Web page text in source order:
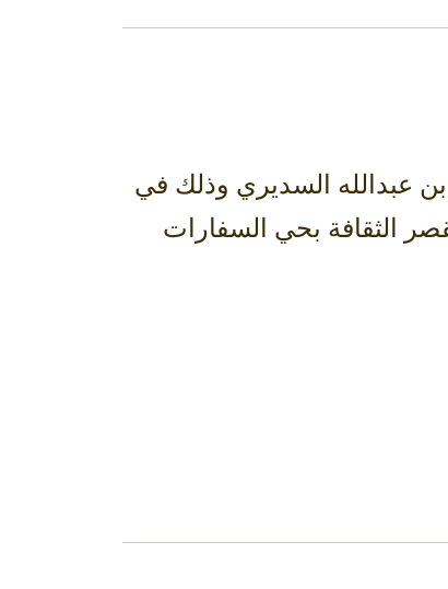
عبدالله السديري وذلك في
والنصف من مساء يوم الأحد 10-2-1434هـ الموفق23-12-2012م بقصر الثقافة بحي السفارات